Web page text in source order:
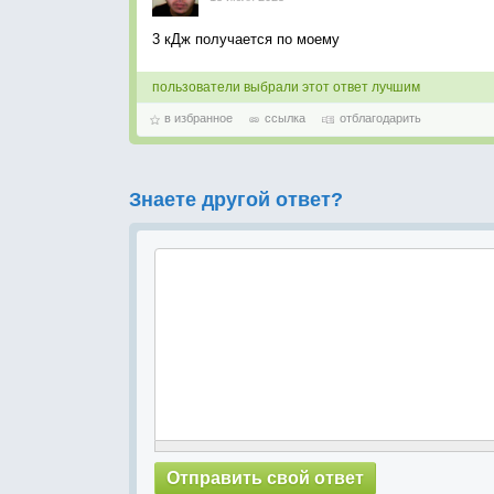
3 кДж получается по моему
пользователи выбрали этот ответ лучшим
в избранное ссылка отблагодарить
Знаете другой ответ?